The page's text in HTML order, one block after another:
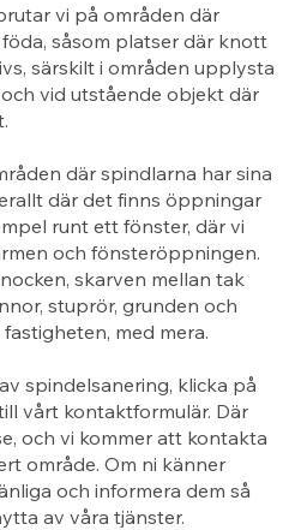
vi på områden där
såsom platser där knott
särskilt i områden upplysta
vid utstående objekt där
där spindlarna har sina
där det finns öppningar
runt ett fönster, där vi
och fönsteröppningen.
skarven mellan tak
stuprör, grunden och
med mera.
spindelsanering, klicka på
vårt kontaktformulär. Där
och vi kommer att kontakta
område. Om ni känner
och informera dem så
av våra tjänster.